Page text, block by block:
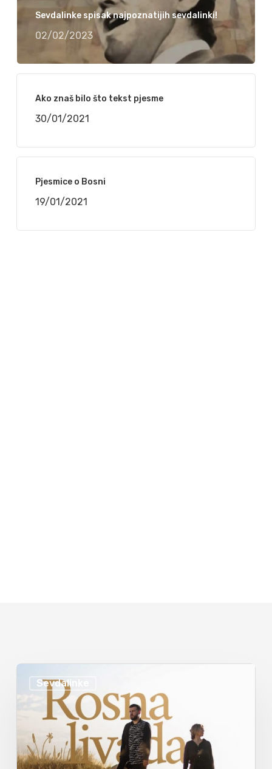
Sevdalinke spisak najpoznatijih sevdalinki!
02/02/2023
Ako znaš bilo što tekst pjesme
30/01/2021
Pjesmice o Bosni
19/01/2021
Sevdalinke